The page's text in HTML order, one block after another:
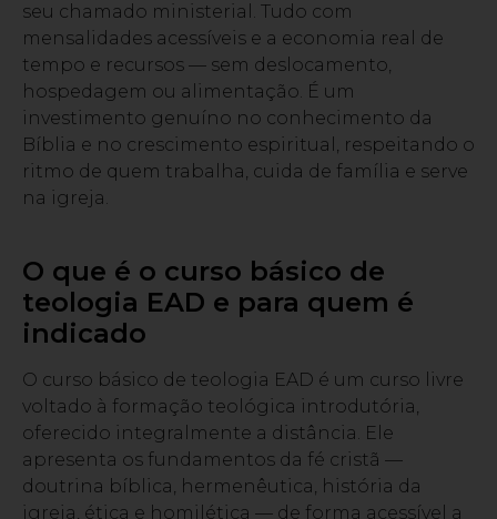
seu chamado ministerial. Tudo com
mensalidades acessíveis e a economia real de
tempo e recursos — sem deslocamento,
hospedagem ou alimentação. É um
investimento genuíno no conhecimento da
Bíblia e no crescimento espiritual, respeitando o
ritmo de quem trabalha, cuida de família e serve
na igreja.
O que é o curso básico de
teologia EAD e para quem é
indicado
O curso básico de teologia EAD é um curso livre
voltado à formação teológica introdutória,
oferecido integralmente a distância. Ele
apresenta os fundamentos da fé cristã —
doutrina bíblica, hermenêutica, história da
igreja, ética e homilética — de forma acessível a